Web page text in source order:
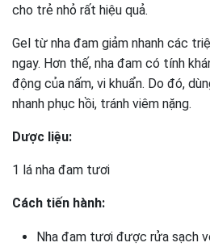
cho trẻ nhỏ rất hiệu quả.
Gel từ nha đam giảm nhanh các
ngay. Hơn thế, nha đam có tính
động của nấm, vi khuẩn. Do đó,
nhanh phục hồi, tránh viêm nặng.
Dược liệu:
1 lá nha đam tươi
Cách tiến hành:
Nha đam tươi được rửa sạch